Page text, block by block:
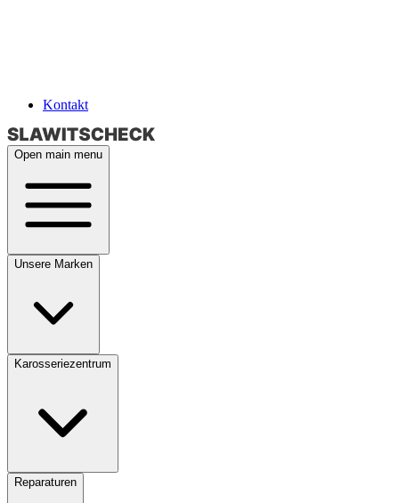
Kontakt
Open main menu
Unsere Marken
Karosseriezentrum
Reparaturen